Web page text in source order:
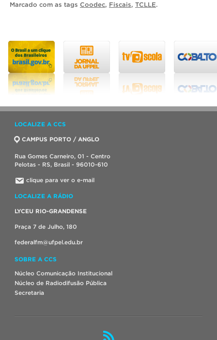
Marcado com as tags Coodec, Fiscais, TCLLE.
LOCALIZE A CCS
CAMPUS PORTO / ANGLO
Rua Gomes Carneiro, 01 - Centro
Pelotas - RS, Brasil - 96010-610
clique para ver o e-mail
LOCALIZE A RÁDIO
LYCEU RIO-GRANDENSE
Praça 7 de Julho, 180
federalfm@ufpel.edu.br
SOBRE A CCS
Núcleo Comunicação Institucional
Núcleo de Radiodifusão Pública
Secretaria